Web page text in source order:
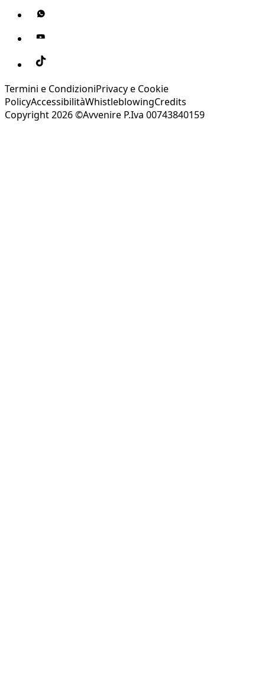
Termini e CondizioniPrivacy e Cookie
PolicyAccessibilitàWhistleblowingCredits
Copyright 2026 ©Avvenire P.Iva 00743840159